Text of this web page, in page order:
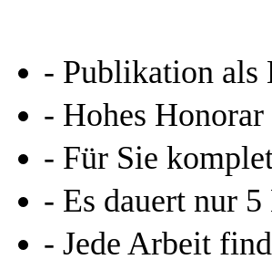
Leseprobe aus
Kennen Sie
Online-Magazin